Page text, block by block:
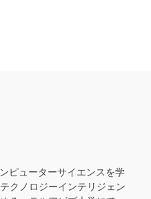
ピューターサイエンスを学
クノロジーインテリジェン